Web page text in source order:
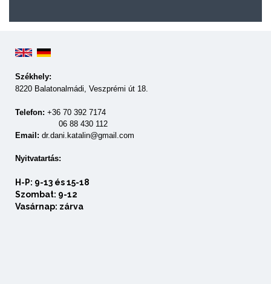
Székhely:
8220 Balatonalmádi, Veszprémi út 18.
Telefon: +36 70 392 7174
06 88 430 112
Email: dr.dani.katalin@gmail.com
Nyitvatartás:
H-P: 9-13 és 15-18
Szombat: 9-12
Vasárnap: zárva